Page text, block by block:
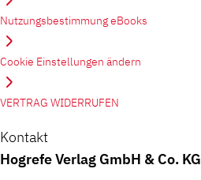
Nutzungsbestimmung eBooks
Cookie Einstellungen ändern
VERTRAG WIDERRUFEN
Kontakt
Hogrefe Verlag GmbH & Co. KG